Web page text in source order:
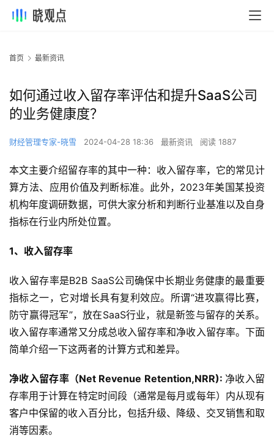
首页 最新资讯
如何通过收入留存率评估和提升SaaS公司
的业务健康度？
财经管理专家-晓雪 2024-04-28 18:36 最新资讯 阅读 1887
本文主要介绍留存率的其中一种：收入留存率，它的常见计
算方法、应用价值及判断标准。此外，2023年美国某投资
机构年度调研数据，可供大家分析和判断行业基准以及自身
指标在行业内所处位置。
1、收入留存率
收入留存率是B2B SaaS公司确保中长期业务健康的最重要
指标之一，它对增长具有复利效应。所谓“进攻赢得比赛，
防守赢得冠军”，放在SaaS行业，就是新签与留存的关系。
收入留存率通常又分成总收入留存率和净收入留存率。下面
简单介绍一下这两者的计算方式和差异。
净收入留存率（Net Revenue Retention,NRR): 净收入留
存率用于计算在特定时间段（通常是每月或每年）内从现有
客户中保留的收入百分比，包括升级、降级、交叉销售和取
消等因素。